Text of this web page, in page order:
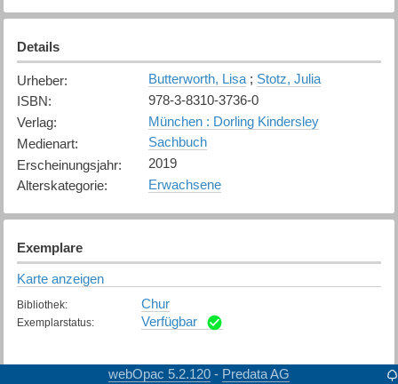
Details
Urheber: Butterworth, Lisa; Stotz, Julia
ISBN:
978-3-8310-3736-0
Verlag:
München : Dorling Kindersley
Medienart:
Sachbuch
Erscheinungsjahr:
2019
Alterskategorie: Erwachsene
Exemplare
Karte anzeigen
Bibliothek: Chur
Exemplarstatus: Verfügbar
webOpac 5.2.120 - Predata AG